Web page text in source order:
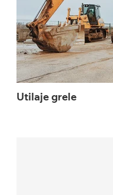
Utilaje grele